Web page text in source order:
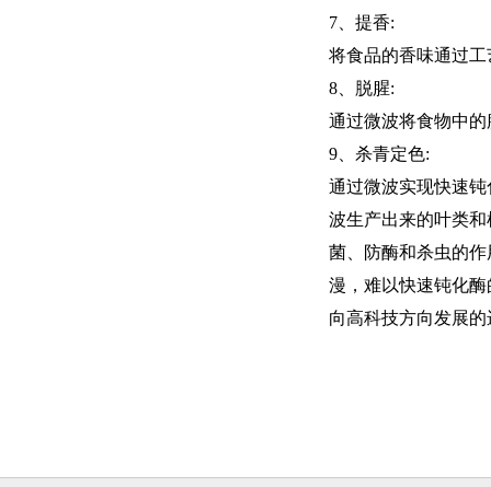
7、提香:
将食品的香味通过
8、脱腥:
通过微波将食物中
9、杀青定色:
通过微波实现快速
波生产出来的叶类
菌、防酶和杀虫的
漫，难以快速钝化
向高科技方向发展的